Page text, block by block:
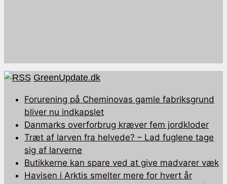
GreenUpdate.dk
Forurening på Cheminovas gamle fabriksgrund
bliver nu indkapslet
Danmarks overforbrug kræver fem jordkloder
Træt af larven fra helvede? – Lad fuglene tage
sig af larverne
Butikkerne kan spare ved at give madvarer væk
Havisen i Arktis smelter mere for hvert år